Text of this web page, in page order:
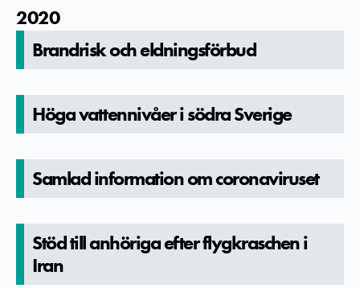
2020
Brandrisk och eldningsförbud
Höga vattennivåer i södra Sverige
Samlad informatio­n om coronaviru­set
Stöd till anhöriga efter flygkrasch­en i
Iran